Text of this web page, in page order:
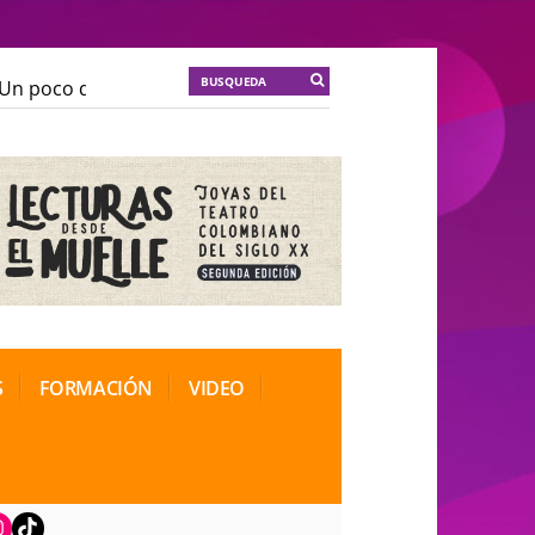
poco de locura para la cordura
Soma
Soma
de Teatro Rosa
FORMACIÓN VIDEO
TikTok